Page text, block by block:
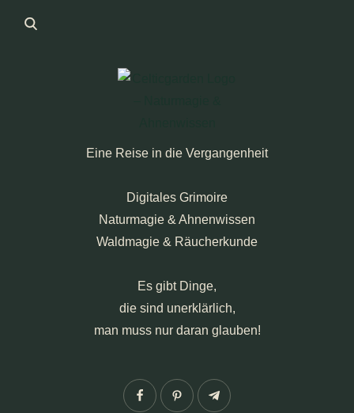
Eine Reise in die Vergangenheit
Digitales Grimoire
Naturmagie & Ahnenwissen
Waldmagie & Räucherkunde
Es gibt Dinge,
die sind unerklärlich,
man muss nur daran glauben!
FacebookPinterestTelegram